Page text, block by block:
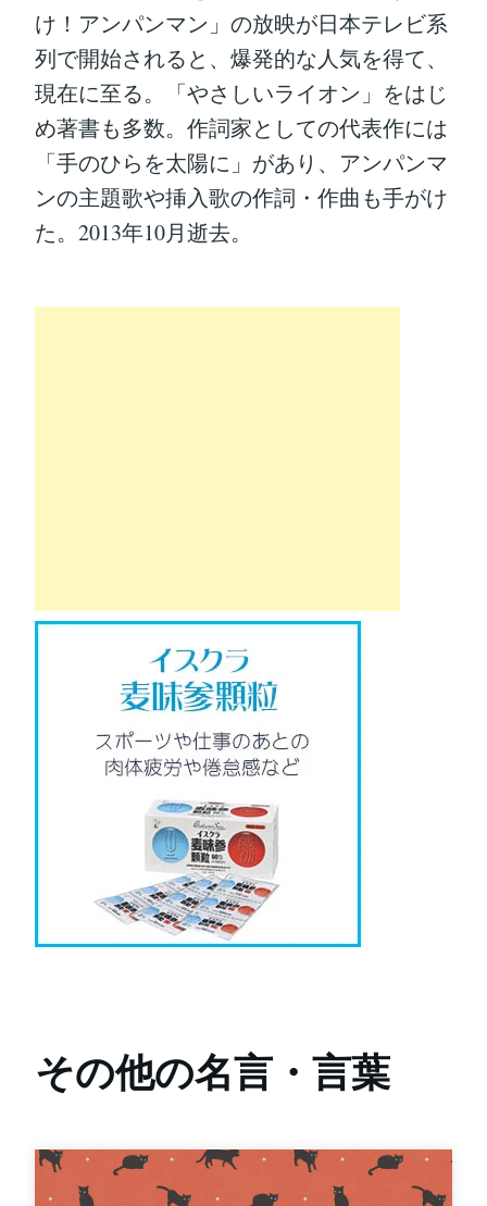
け！アンパンマン」の放映が日本テレビ系
列で開始されると、爆発的な人気を得て、
現在に至る。「やさしいライオン」をはじ
め著書も多数。作詞家としての代表作には
「手のひらを太陽に」があり、アンパンマ
ンの主題歌や挿入歌の作詞・作曲も手がけ
た。2013年10月逝去。
その他の名言・言葉